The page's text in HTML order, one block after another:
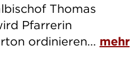
Thomas
Pfarrerin
ordinieren... mehr